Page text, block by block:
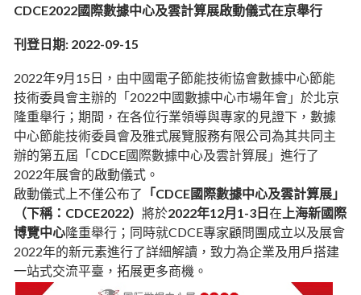
CDCE2022國際數據中心及雲計算展啟動儀式在京舉行
刊登日期: 2022-09-15
2022年9月15日，由中國電子節能技術協會數據中心節能
技術委員會主辦的「2022中國數據中心市場年會」於北京
隆重舉行；期間，在各位行業領導與專家的見證下，數據
中心節能技術委員會及雅式展覽服務有限公司為其共同主
辦的第五屆「CDCE國際數據中心及雲計算展」進行了
2022年展會的啟動儀式。
啟動儀式上不僅公布了
「CDCE國際數據中心及雲計算展」
（下稱：CDCE2022） 將於2022年12月1-3日 在 上海新國際
博覽中心隆重舉行；同時就CDCE專家顧問團成立以及展會
2022年的新元素進行了詳細解讀，致力為企業及用戶搭建
一站式交流平臺，拓展更多商機。